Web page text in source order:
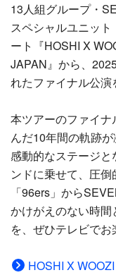
13人組グループ・
スペシャルユニッ
ート『HOSHI X
JAPAN』から、
れたファイナル公演
本ツアーのファイ
んだ10年間の軌跡
感動的なステージ
ンドに乗せて、圧
「96ers」から
かけがえのない時
を、ぜひテレビでお
HOSHI X